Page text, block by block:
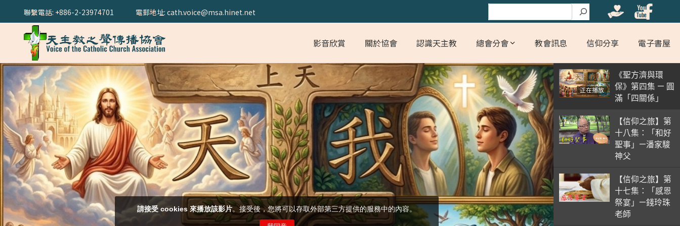
聯繫電話: +886-2-23974701 搜尋
電郵地址: cath.voice@msa.hinet.net
影音欣賞 關於協會 認識天主教 總會分會 教會訊息 信仰分享 電子書屋
正在播放
《聖方濟與環
保》第四集 — 圓
滿「四關係」
【信仰之旅】第
十八集：「和好
聖事」—潘家駿
神父
【信仰之旅】第
十七集：「感恩
祭宴」—錢玲珠
老師